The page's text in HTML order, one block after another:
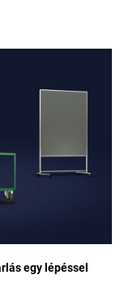
egy lépéssel